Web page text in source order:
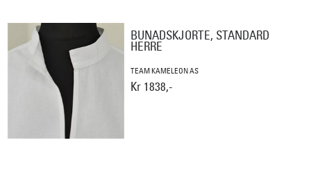
BUNADSKJORTE, STANDARD
HERRE
TEAM KAMELEON AS
Kr 1838,-